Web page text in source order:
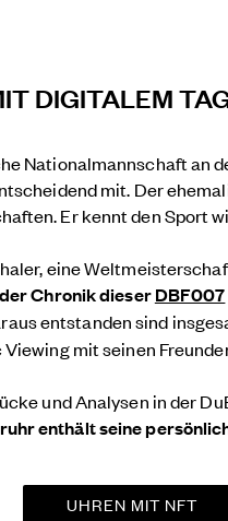
DIGITALEM
Nationalmannschaft an
mit. Der
Er kennt den Sport
eine
Chronik dieserDBF007
entstanden sind
mit seinen
und Analysen in der
enthält seine
UHREN MIT NFT